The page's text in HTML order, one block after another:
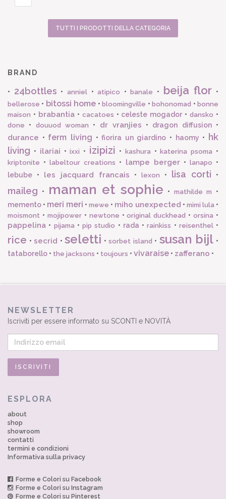
TUTTI I PRODOTTI DELLA CATEGORIA
BRAND
• 24bottles • anniel•atipico •banale • beija flor •
bellerose • bitossi home •bloomingville •bohonomad •bonne
maison • brabantia• cacatoes • celeste mogador •dansko •
done • douuod woman • dr vranjies • dragon diffusion•
durance • ferm living •fiorira un giardino • haomy •
hk
living • ilariai •ixxi • izipizi • kashura •katerina psoma •
kriptonite •labeltour creations • lampe berger• lanapo •
lebube • les jacquard francais • lexon • lisa corti •
maileg • maman et sophie • mathilde m
•
memento • meri meri • mewe • miho unexpected • mimi lula •
moismont • mojipower• newtone •original duckhead •orsina •
pappelina • pijama • pip studio • rada •rainkiss • reisenthel•
rice •secrid •seletti •sorbet island • susan bijl •
tataborello • the jacksons • toujours • vivaraise • zafferano •
NEWSLETTER
Iscriviti per essere informato su SCONTI e NOVITÀ
ESPLORA
about
shop
showroom
contatti
termini e condizioni
Informativa sulla privacy
Forme e Colori su Facebook
Forme e Colori su Instagram
Forme e Colori su Pinterest